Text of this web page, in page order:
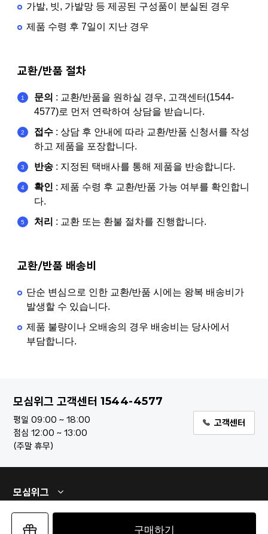
구매하기
가발, 빗, 가발망 등 제공된 구성품이 분실된 경우
제품 수령 후 7일이 지난 경우
교환/반품 절차
문의 : 교환/반품을 원하실 경우, 고객센터(1544-
4577)로 먼저 연락하여 상담을 받습니다.
접수: 상담 후 안내에 따라 교환/반품 신청서를 작성
하고 제품을 포장합니다.
반송: 지정된 택배사를 통해 제품을 반송합니다.
확인 : 제품 수령 후 교환/반품 가능 여부를 확인합니
다.
처리 : 교환 또는 환불 절차를 진행합니다.
교환/반품 배송비
단순 변심으로 인한 교환/반품 시에는 왕복 배송비가
발생할 수 있습니다.
제품 불량이나 오배송의 경우 배송비는 당사에서
부담합니다.
모심위그 고객센터1544-4577
평일 09:00 ~ 18:00
점심 12:00 ~ 13:00
주말 휴무
고객센터
모심위그